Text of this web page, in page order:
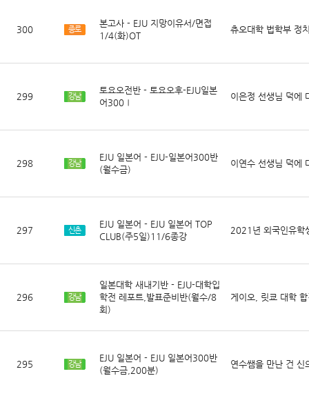
300 종로
본고사 - EJU 지망이유서/면접
1/4(화)OT
츄오대학 법학부 정
299 강남
토요오전반 - 토요오후-EJU일본
어300Ⅰ
이은정 선생님 덕에
298 강남
EJU 일본어 - EJU-일본어300반
(월수금)
이연수 선생님 덕에
297 신촌
EJU 일본어 - EJU 일본어 TOP
CLUB(주5일)11/6종강
2021년 외국인유학
296 강남
일본대학 새내기반 - EJU-대학입
학전 레포트,발표준비반(월수/8
회)
게이오, 릿쿄 대학
295 강남
EJU 일본어 - EJU 일본어300반
(월수금,200분)
연수쌤을 만난 건 신